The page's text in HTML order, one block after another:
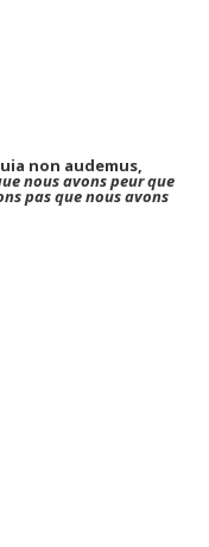
non audemus,
nous avons peur que
pas que nous avons